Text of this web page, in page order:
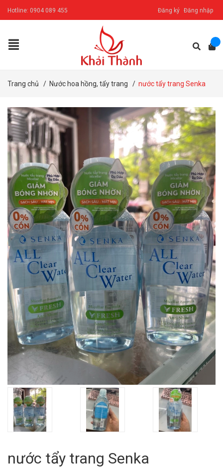
Hotline: 0904 089 455 Đăng ký Đăng nhập
Trang chủ / Nước hoa hồng, tẩy trang / nước tẩy trang Senka
nước tẩy trang Senka